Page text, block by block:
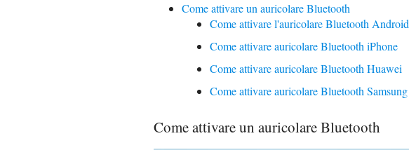
Come attivare un auricolare Bluetooth
Come attivare l'auricolare Bluetooth Android
Come attivare auricolare Bluetooth iPhone
Come attivare auricolare Bluetooth Huawei
Come attivare auricolare Bluetooth Samsung
Come attivare un auricolare Bluetooth